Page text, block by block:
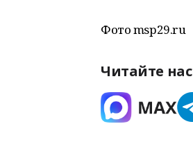
Фото msp29.ru
Читайте нас